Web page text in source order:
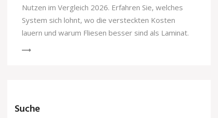
Nutzen im Vergleich 2026. Erfahren Sie, welches
System sich lohnt, wo die versteckten Kosten
lauern und warum Fliesen besser sind als Laminat.
Suche